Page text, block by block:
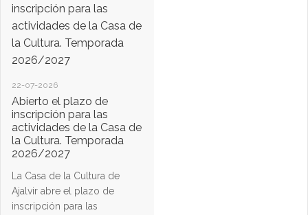
22-07-2026
Abierto el plazo de
inscripción para las
actividades de la Casa de
la Cultura. Temporada
2026/2027
La Casa de la Cultura de
Ajalvir abre el plazo de
inscripción para las